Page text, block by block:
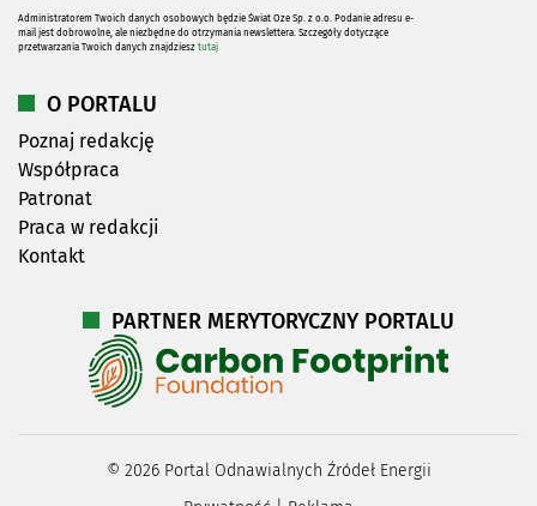
Administratorem Twoich danych osobowych będzie Świat Oze Sp. z o.o. Podanie adresu e-
mail jest dobrowolne, ale niezbędne do otrzymania newslettera. Szczegóły dotyczące
przetwarzania Twoich danych znajdziesz tutaj
O PORTALU
Poznaj redakcję
Współpraca
Patronat
Praca w redakcji
Kontakt
PARTNER MERYTORYCZNY PORTALU
© 2026Portal Odnawialnych Źródeł Energii